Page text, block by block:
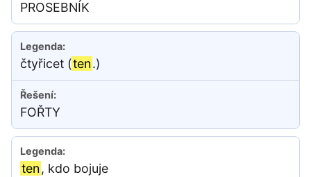
PROSEBNÍK
čtyřicet (ten.)
FOŘTY
ten, kdo bojuje